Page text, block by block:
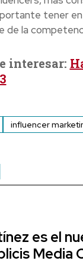
tener
la
interesar:
influencer
es el
Media